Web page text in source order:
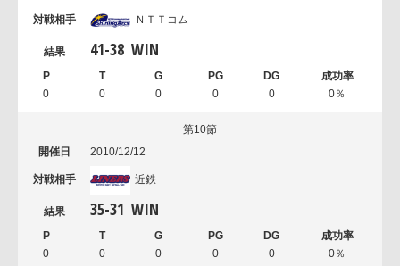
ＮＴＴコム
41-38 WIN
0 0 0 0 0 0％
第10節
2010/12/12
近鉄
35-31 WIN
0 0 0 0 0 0％